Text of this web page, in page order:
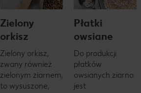
Zielony
orkisz
Zielony orkisz,
zwany również
zielonym ziarnem,
to wysuszone,
Płatki
owsiane
Do produkcji
płatków
owsianych ziarno
jest